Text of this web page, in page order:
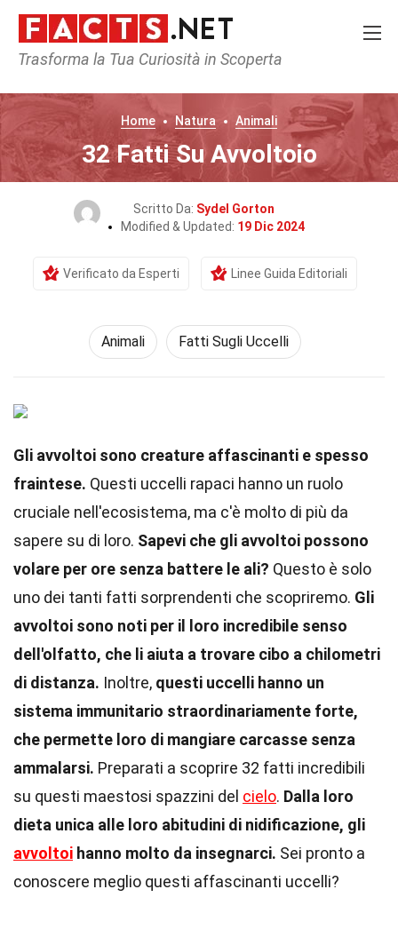
Trasforma la Tua Curiosità in Scoperta
Home Natura Animali
32 Fatti Su Avvoltoio
Scritto Da: Sydel Gorton
Modified & Updated: 19 Dic 2024
Verificato da Esperti Linee Guida Editoriali
Animali Fatti Sugli Uccelli
Gli avvoltoi sono creature affascinanti e spesso
fraintese. Questi uccelli rapaci hanno un ruolo
cruciale nell'ecosistema, ma c'è molto di più da
sapere su di loro. Sapevi che gli avvoltoi possono
volare per ore senza battere le ali? Questo è solo
uno dei tanti fatti sorprendenti che scopriremo. Gli
avvoltoi sono noti per il loro incredibile senso
dell'olfatto, che li aiuta a trovare cibo a chilometri
di distanza. Inoltre, questi uccelli hanno un
sistema immunitario straordinariamente forte,
che permette loro di mangiare carcasse senza
ammalarsi. Preparati a scoprire 32 fatti incredibili
su questi maestosi spazzini del cielo. Dalla loro
dieta unica alle loro abitudini di nidificazione, gli
avvoltoi hanno molto da insegnarci. Sei pronto a
conoscere meglio questi affascinanti uccelli?